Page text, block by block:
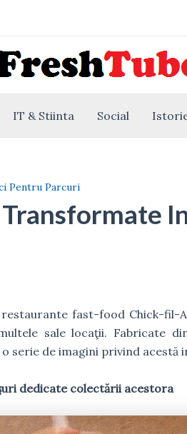
IT & Stiinta Social
Pentru Parcuri
fast-food Chick-
sale locaţii. Fabricate
serie de imagini privind acestă
dedicate colectării acestora